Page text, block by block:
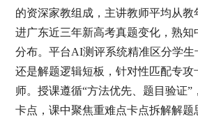
的资深家教组成，主讲教师平均从教
进广东近三年新高考真题变化，熟知
分布。平台AI测评系统精准区分学
还是解题逻辑短板，针对性匹配专攻
师。授课遵循“方法优先、题目验证”
卡点，课中聚焦重难点卡点拆解解